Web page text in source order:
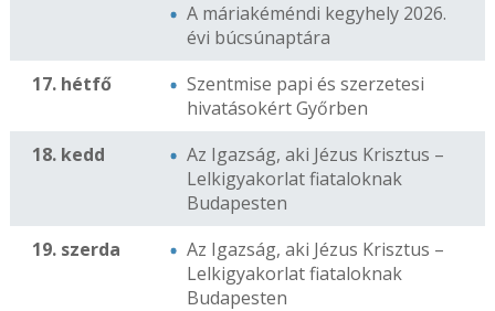
A máriakéméndi kegyhely 2026.
évi búcsúnaptára
17. hétfő
Szentmise papi és szerzetesi
hivatásokért Győrben
18. kedd
Az Igazság, aki Jézus Krisztus –
Lelkigyakorlat fiataloknak
Budapesten
19. szerda
Az Igazság, aki Jézus Krisztus –
Lelkigyakorlat fiataloknak
Budapesten